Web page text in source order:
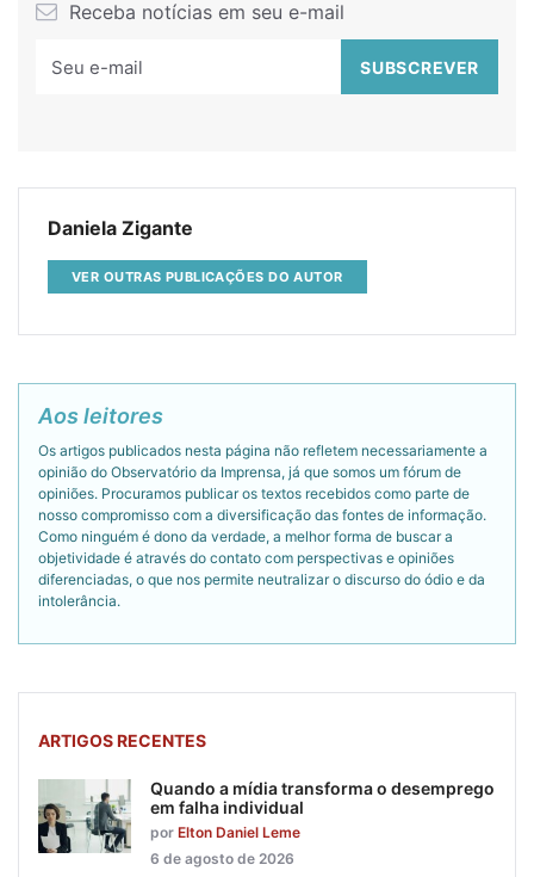
Receba notícias em seu e-mail
Daniela Zigante
VER OUTRAS PUBLICAÇÕES DO AUTOR
Aos leitores
Os artigos publicados nesta página não refletem necessariamente a
opinião do Observatório da Imprensa, já que somos um fórum de
opiniões. Procuramos publicar os textos recebidos como parte de
nosso compromisso com a diversificação das fontes de informação.
Como ninguém é dono da verdade, a melhor forma de buscar a
objetividade é através do contato com perspectivas e opiniões
diferenciadas, o que nos permite neutralizar o discurso do ódio e da
intolerância.
ARTIGOS RECENTES
Quando a mídia transforma o desemprego
em falha individual
por Elton Daniel Leme
6 de agosto de 2026